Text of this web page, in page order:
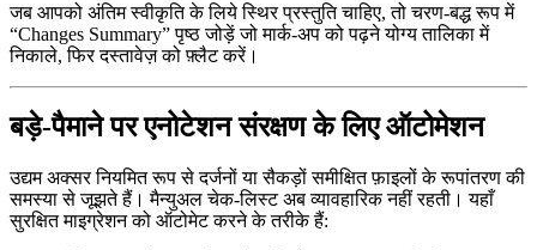
जब आपको अंतिम स्वीकृति के लिये स्थिर प्रस्तुति चाहिए, तो चरण‑बद्ध रूप में
“Changes Summary”पृष्ठ जोड़ें जो मार्क‑अप को पढ़ने योग्य तालिका में
निकाले, फिर दस्तावेज़ को फ़्लैट करें।
बड़े‑पैमाने पर एनोटेशन संरक्षण के लिए ऑटोमेशन
उद्यम अक्सर नियमित रूप से दर्जनों या सैकड़ों समीक्षित फ़ाइलों के रूपांतरण की
समस्या से जूझते हैं। मैन्युअल चेक‑लिस्ट अब व्यावहारिक नहीं रहती। यहाँ
सुरक्षित माइग्रेशन को ऑटोमेट करने के तरीके हैं: